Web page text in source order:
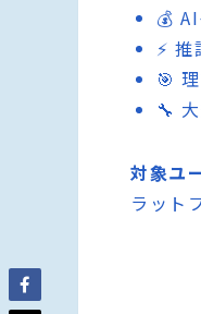
💰
⚡
🎯
🔧
対象ユ
ラット